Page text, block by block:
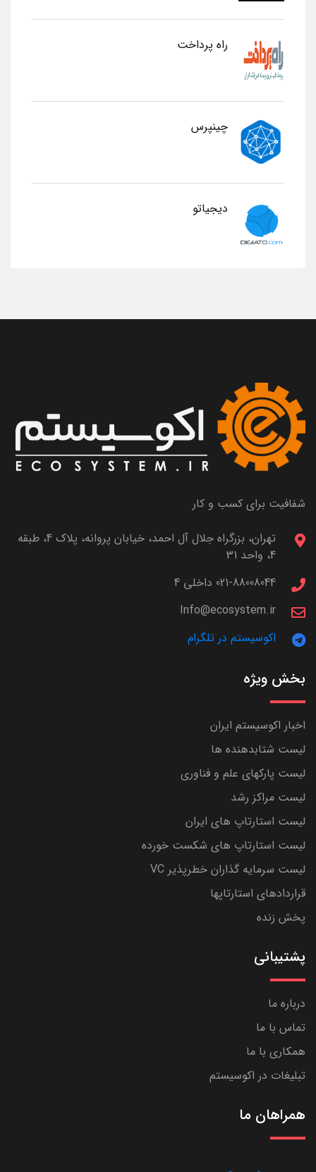
راه پرداخت
چینپرس
دیجیاتو
شفافیت برای کسب و کار
تهران، بزرگراه جلال آل احمد، خیابان پروانه، پلاک 4، طبقه
4، واحد 31
021-88008044 داخلی 4
Info@ecosystem.ir
اکوسیستم در تلگرام
بخش ویژه
اخبار اکوسیستم ایران
لیست شتابدهنده ها
لیست پارکهای علم و فناوری
لیست مراکز رشد
لیست استارتاپ های ایران
لیست استارتاپ های شکست خورده
لیست سرمایه گذاران خطرپذیر VC
قراردادهای استارتاپها
پخش زنده
پشتیبانی
درباره ما
تماس با ما
همکاری با ما
تبلیغات در اکوسیستم
همراهان ما